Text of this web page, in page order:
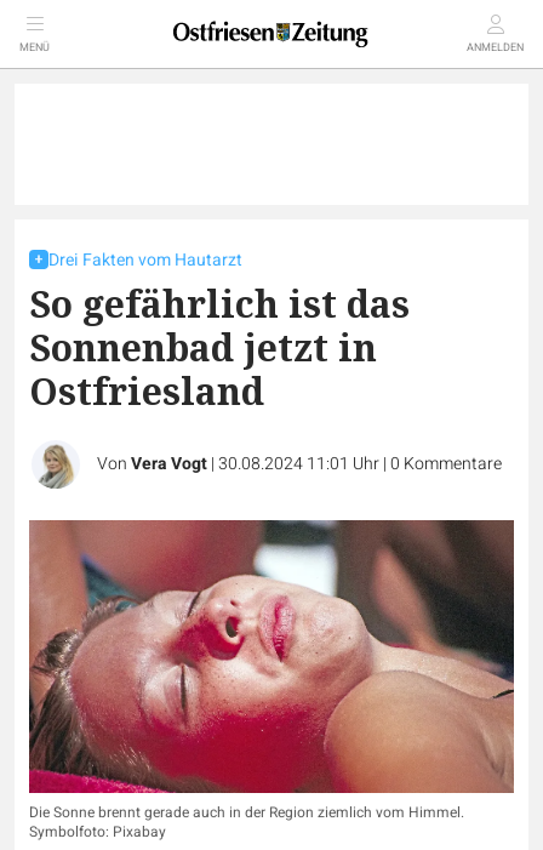
MENÜ ANMELDEN
Drei Fakten vom Hautarzt
So gefährlich ist das
Sonnenbad jetzt in
Ostfriesland
VonVera Vogt|30.08.2024 11:01 Uhr|0 Kommentare
Die Sonne brennt gerade auch in der Region ziemlich vom Himmel.
Symbolfoto: Pixabay